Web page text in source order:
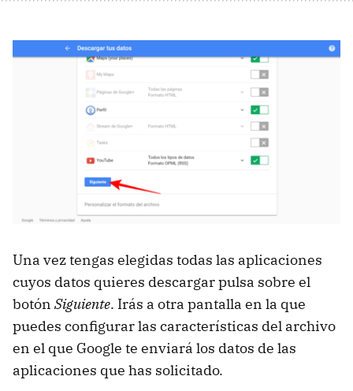
Una vez tengas elegidas todas las aplicaciones
cuyos datos quieres descargar pulsa sobre el
botón Siguiente. Irás a otra pantalla en la que
puedes configurar las características del archivo
en el que Google te enviará los datos de las
aplicaciones que has solicitado.